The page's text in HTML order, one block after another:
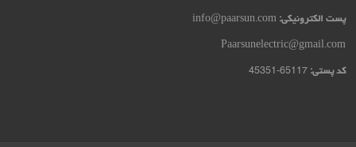
پست الکترونیکی:
Paarsunelectric@gmail.com
کد پستی: